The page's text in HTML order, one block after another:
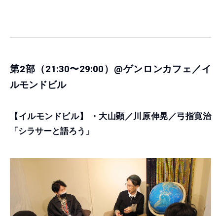
第2部（21:30〜29:00）@ゲンロンカフェ／イ
ルモンドビル
【イルモンドビル】
・大山顕／川原伸晃／弓指寛治
「シラサーと語ろう」